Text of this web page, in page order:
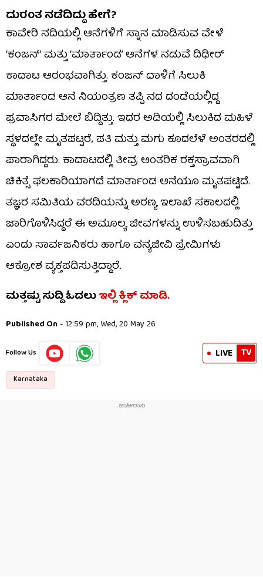
ದುರಂತ ನಡೆದಿದ್ದು ಹೇಗೆ?
ಕಾವೇರಿ ನದಿಯಲ್ಲಿ ಆನೆಗಳಿಗೆ ಸ್ನಾನ ಮಾಡಿಸುವ ವೇಳೆ
‘ಕಂಜನ್’ ಮತ್ತು ‘ಮಾರ್ತಾಂಡ’ ಆನೆಗಳ ನಡುವೆ ದಿಢೀರ್
ಕಾದಾಟ ಆರಂಭವಾಗಿತ್ತು. ಕಂಜನ್ ದಾಳಿಗೆ ಸಿಲುಕಿ
ಮಾರ್ತಾಂಡ ಆನೆ ನಿಯಂತ್ರಣ ತಪ್ಪಿ ನದ ದಂಡೆಯಲ್ಲಿದ್ದ
ಪ್ರವಾಸಿಗರ ಮೇಲೆ ಬಿದ್ದಿತ್ತು. ಇದರ ಅಡಿಯಲ್ಲಿ ಸಿಲುಕಿದ ಮಹಿಳೆ
ಸ್ಥಳದಲ್ಲೇ ಮೃತಪಟ್ಟರೆ, ಪತಿ ಮತ್ತು ಮಗು ಕೂದಲೆಳೆ ಅಂತರದಲ್ಲಿ
ಪಾರಾಗಿದ್ದರು. ಕಾದಾಟದಲ್ಲಿ ತೀವ್ರ ಆಂತರಿಕ ರಕ್ತಸ್ರಾವವಾಗಿ
ಚಿಕಿತ್ಸೆ ಫಲಕಾರಿಯಾಗದೆ ಮಾರ್ತಾಂಡ ಆನೆಯೂ ಮೃತಪಟ್ಟಿದೆ.
ತಜ್ಞರ ಸಮಿತಿಯ ವರದಿಯನ್ನು ಅರಣ್ಯ ಇಲಾಖೆ ಸಕಾಲದಲ್ಲಿ
ಜಾರಿಗೊಳಿಸಿದ್ದರೆ ಈ ಅಮೂಲ್ಯ ಜೀವಗಳನ್ನು ಉಳಿಸಬಹುದಿತ್ತು
ಎಂದು ಸಾರ್ವಜನಿಕರು ಹಾಗೂ ವನ್ಯಜೀವಿ ಪ್ರೇಮಿಗಳು
ಆಕ್ರೋಶ ವ್ಯಕ್ತಪಡಿಸುತ್ತಿದ್ದಾರೆ.
ಮತ್ತಷ್ಟು ಸುದ್ದಿ ಓದಲುಇಲ್ಲಿ ಕ್ಲಿಕ್​​ ಮಾಡಿ.
Published On - 12:59 pm, Wed, 20 May 26
Follow Us LIVE TV
Karnataka